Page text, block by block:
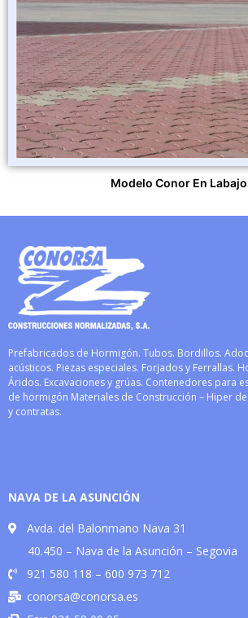
Modelo Conor En
Prefabricados de Hormigón. Tubos. Bordillos.
acústicos. Piezas especiales. Forjados y Ferrallas.
Áridos. Excavaciones y grúas. Contenedores para
de hormigón Materiales de Construcción – Hiper
y contratas.
NAVA DE LA ASUNCIÓN
Avda. del Balonmano Nava 31
40.450 – Nava de la Asunción – Segovia
921 580 118 – 600 973 712
conorsa@conorsa.es